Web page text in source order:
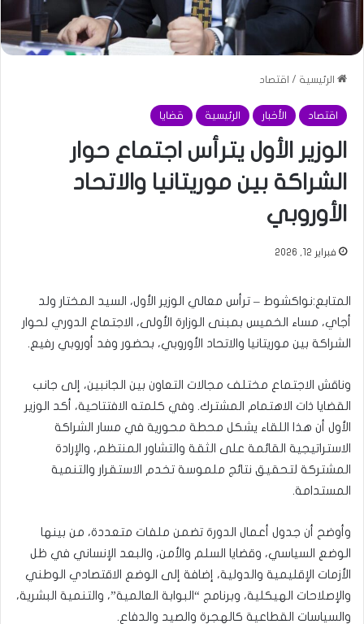
الرئيسية / اقتصاد
اقتصاد الأخبار الرئيسية قضايا
الوزير الأول يترأس اجتماع حوار
الشراكة بين موريتانيا والاتحاد
الأوروبي
فبراير 12, 2026
المتابع:نواكشوط – ترأس معالي الوزير الأول، السيد المختار ولد
أجاي، مساء الخميس بمبنى الوزارة الأولى، الاجتماع الدوري لحوار
الشراكة بين موريتانيا والاتحاد الأوروبي، بحضور وفد أوروبي رفيع.
وناقش الاجتماع مختلف مجالات التعاون بين الجانبين، إلى جانب
القضايا ذات الاهتمام المشترك. وفي كلمته الافتتاحية، أكد الوزير
الأول أن هذا اللقاء يشكل محطة محورية في مسار الشراكة
الاستراتيجية القائمة على الثقة والتشاور المنتظم، والإرادة
المشتركة لتحقيق نتائج ملموسة تخدم الاستقرار والتنمية
المستدامة.
وأوضح أن جدول أعمال الدورة تضمن ملفات متعددة، من بينها
الوضع السياسي، وقضايا السلم والأمن، والبعد الإنساني في ظل
الأزمات الإقليمية والدولية، إضافة إلى الوضع الاقتصادي الوطني
والإصلاحات الهيكلية، وبرنامج “البوابة العالمية”، والتنمية البشرية،
والسياسات القطاعية كالهجرة والصيد والدفاع.